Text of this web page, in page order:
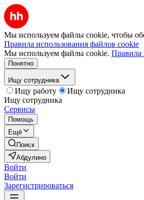
Мы используем файлы cookie, чтобы
Правила использования файлов cookie
Мы используем файлы cookie. Правила
Понятно
Ищу сотрудника
Ищу работу
Ищу сотрудника
Ищу сотрудника
Сервисы
Помощь
Ещё
Поиск
Абдулино
Войти
Войти
Зарегистрироваться